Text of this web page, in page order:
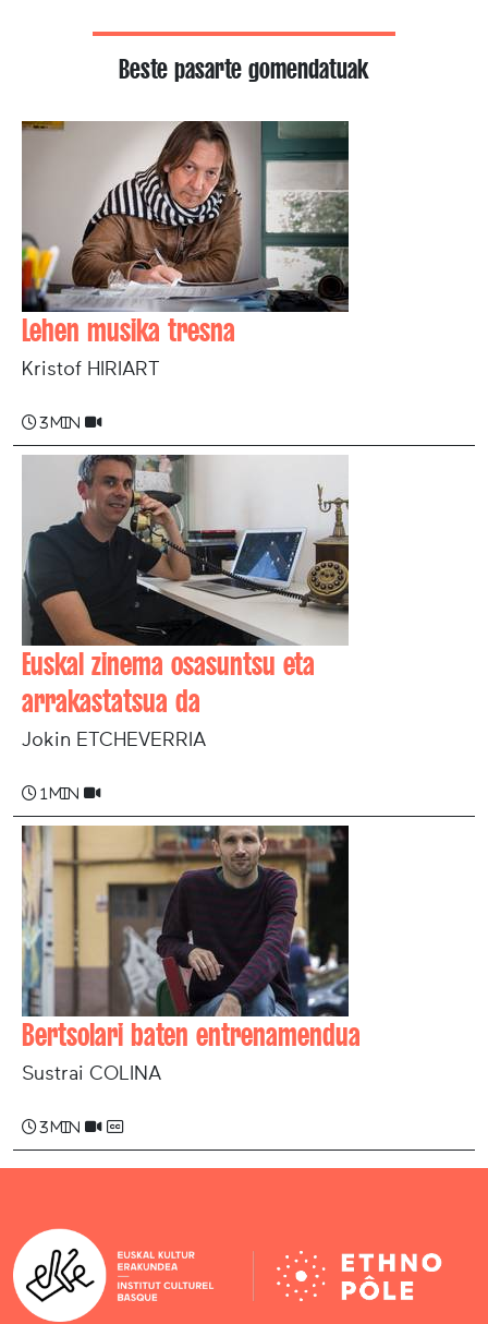
Beste pasarte gomendatuak
Lehen musika tresna
Kristof HIRIART
3 min
Euskal zinema osasuntsu eta
arrakastatsua da
Jokin ETCHEVERRIA
1 min
Bertsolari baten entrenamendua
Sustrai COLINA
3 min